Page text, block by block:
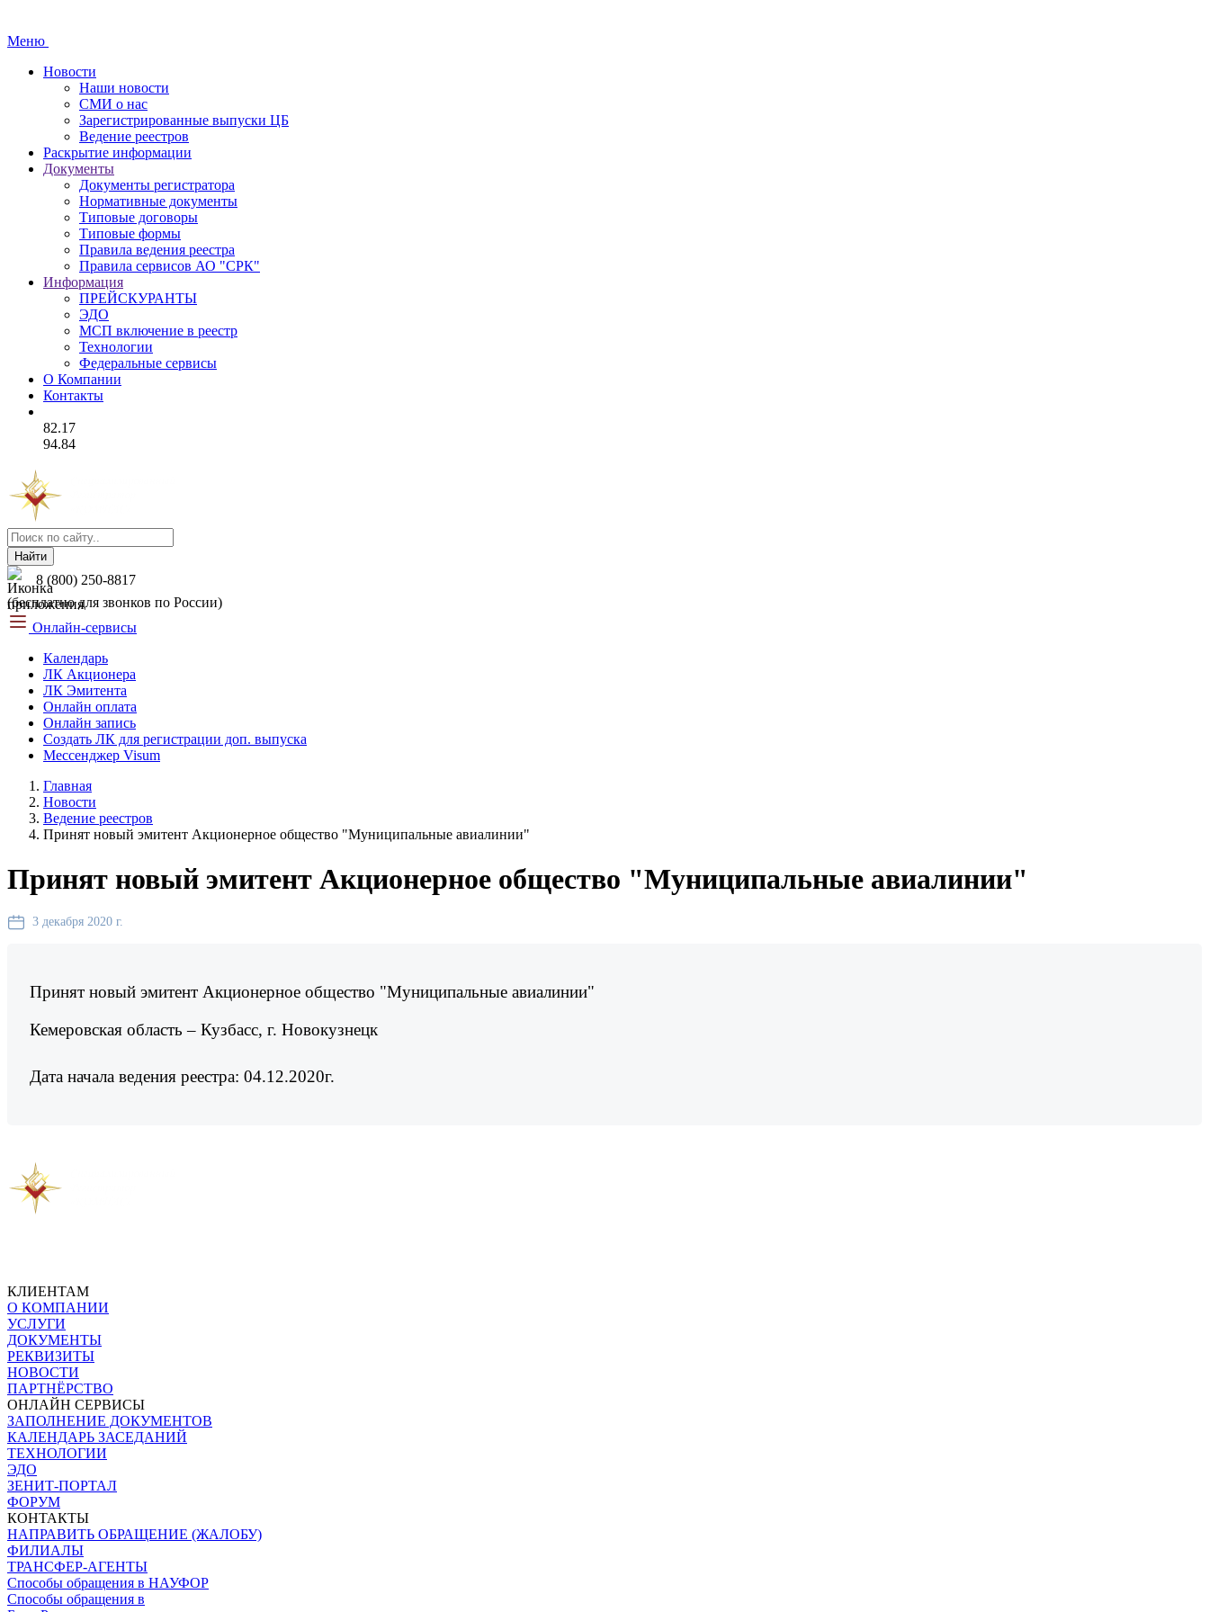
Меню
Новости
Наши новости
СМИ о нас
Зарегистрированные выпуски ЦБ
Ведение реестров
Раскрытие информации
Документы
Документы регистратора
Нормативные документы
Типовые договоры
Типовые формы
Правила ведения реестра
Правила сервисов АО "СРК"
Информация
ПРЕЙСКУРАНТЫ
ЭДО
МСП включение в реестр
Технологии
Федеральные сервисы
О Компании
Контакты
82.17
94.84
Найти
8 (800) 250-8817
(бесплатно для звонков по России)
Онлайн-сервисы
Календарь
ЛК Акционера
ЛК Эмитента
Онлайн оплата
Онлайн запись
Создать ЛК для регистрации доп. выпуска
Мессенджер Visum
Главная
Новости
Ведение реестров
Принят новый эмитент Акционерное общество "Муниципальные авиалинии"
Принят новый эмитент Акционерное общество "Муниципальные авиалинии"
3 декабря 2020 г.
Принят новый эмитент Акционерное общество "Муниципальные авиалинии"
Кемеровская область – Кузбасс, г. Новокузнецк
Дата начала ведения реестра: 04.12.2020г.
КЛИЕНТАМ
О КОМПАНИИ
УСЛУГИ
ДОКУМЕНТЫ
РЕКВИЗИТЫ
НОВОСТИ
ПАРТНЁРСТВО
ОНЛАЙН СЕРВИСЫ
ЗАПОЛНЕНИЕ ДОКУМЕНТОВ
КАЛЕНДАРЬ ЗАСЕДАНИЙ
ТЕХНОЛОГИИ
ЭДО
ЗЕНИТ-ПОРТАЛ
ФОРУМ
КОНТАКТЫ
НАПРАВИТЬ ОБРАЩЕНИЕ (ЖАЛОБУ)
ФИЛИАЛЫ
ТРАНСФЕР-АГЕНТЫ
Способы обращения в НАУФОР
Способы обращения в